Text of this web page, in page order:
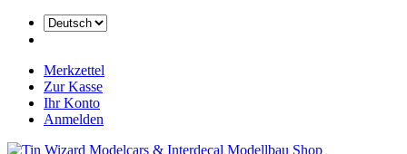
Merkzettel
Zur Kasse
Ihr Konto
Anmelden